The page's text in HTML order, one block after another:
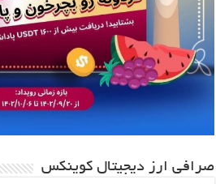
صرافی ارز دیجیتال کوینکس